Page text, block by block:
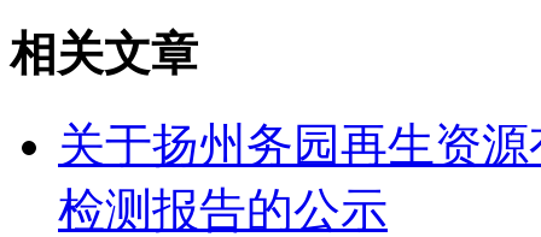
相关文章
关于扬州务园再生资
检测报告的公示